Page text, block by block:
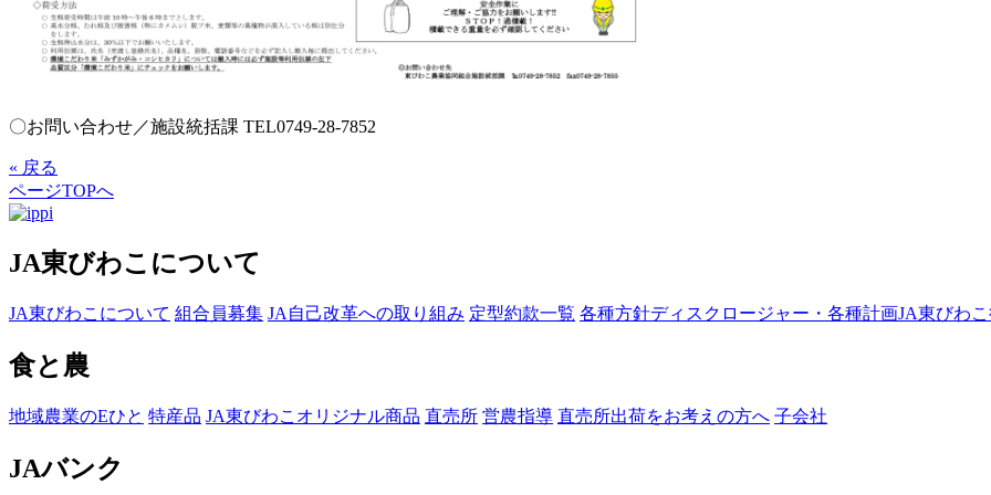
〇お問い合わせ／施設統括課 TEL0749-28-7852
« 戻る
ページTOPへ
JA東びわこについて
JA東びわこについて 組合員募集 JA自己改革への取り組み 定型約款一覧 各種方針ディスクロージャー・各種計画JA東びわ
食と農
地域農業のEひと 特産品 JA東びわこオリジナル商品 直売所 営農指導 直売所出荷をお考えの方へ 子会社
JAバンク